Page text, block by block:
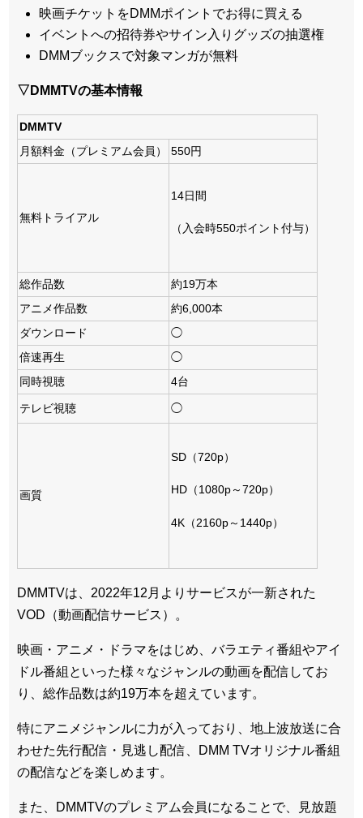
映画チケットをDMMポイントでお得に買える
イベントへの招待券やサイン入りグッズの抽選権
DMMブックスで対象マンガが無料
▽DMMTVの基本情報
DMMTV
月額料金（プレミアム会員）
550円
無料トライアル
14日間
（入会時550ポイント付与）
総作品数
約19万本
アニメ作品数
約6,000本
ダウンロード
◯
倍速再生
◯
同時視聴
4台
テレビ視聴 ◯
画質
SD（720p）
HD（1080p～720p）
4K（2160p～1440p）
DMMTVは、2022年12月よりサービスが一新された
VOD（動画配信サービス）。
映画・アニメ・ドラマをはじめ、バラエティ番組やアイ
ドル番組といった様々なジャンルの動画を配信してお
り、総作品数は約19万本を超えています。
特にアニメジャンルに力が入っており、地上波放送に合
わせた先行配信・見逃し配信、DMM TVオリジナル番組
の配信などを楽しめます。
また、DMMTVのプレミアム会員になることで、見放題